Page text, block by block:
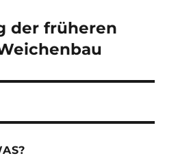
der früheren